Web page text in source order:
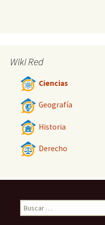
Wiki Red
Ciencias
Geografía
Historia
Derecho
Buscar: